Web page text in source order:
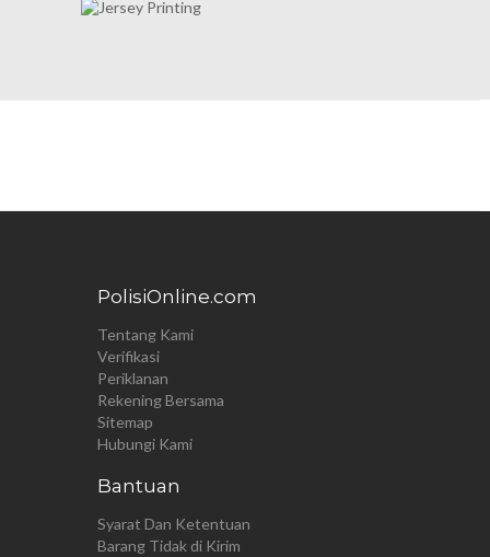
PolisiOnline.com
Tentang Kami
Verifikasi
Periklanan
Rekening Bersama
Sitemap
Hubungi Kami
Bantuan
Syarat Dan Ketentuan
Barang Tidak di Kirim